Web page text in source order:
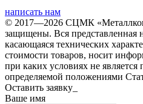
написать нам
© 2017—2026 СЦМК
защищены. Вся представленная
касающаяся технических
стоимости товаров, носит
при каких условиях не
определяемой положениями
Оставить заявку_
Ваше имя